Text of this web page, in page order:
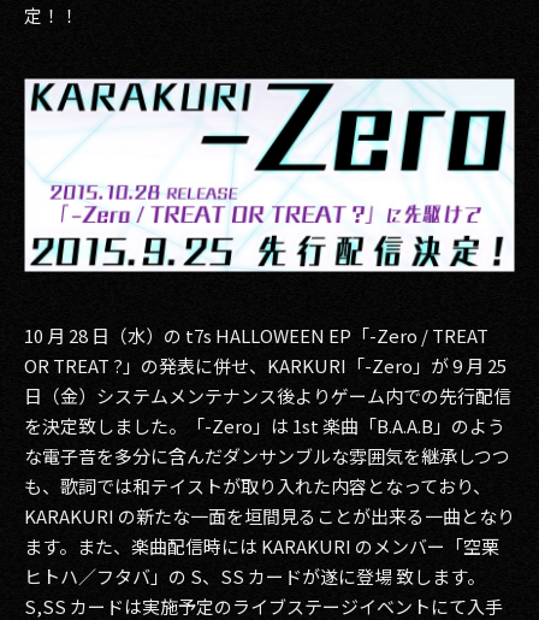
定！！
10 月 28 日（水）の t7s HALLOWEEN EP「-Zero / TREAT
OR TREAT ?」の発表に併せ、KARKURI「-Zero」が 9 月 25
日（金）システムメンテナンス後よりゲーム内での先行配信
を決定致しました。「-Zero」は 1st 楽曲「B.A.A.B」のよう
な電子音を多分に含んだダンサンブルな雰囲気を継承しつつ
も、歌詞では和テイストが取り入れた内容となっており、
KARAKURI の新たな一面を垣間見ることが出来る一曲となり
ます。また、楽曲配信時には KARAKURI のメンバー「空栗
ヒトハ／フタバ」の S、SS カードが遂に登場 致します。
S,SS カードは実施予定のライブステージイベントにて入手